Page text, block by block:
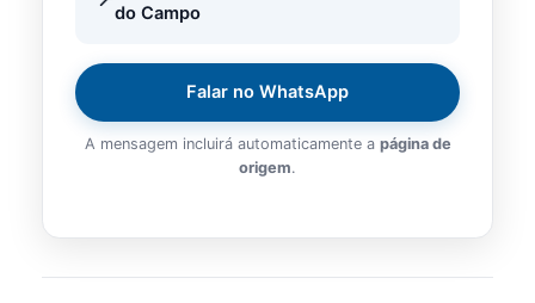
do Campo
Falar no WhatsApp
A mensagem incluirá automaticamente a página de
origem.